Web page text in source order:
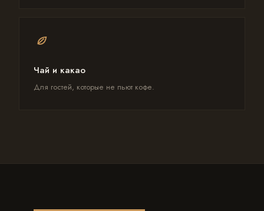
Чай и какао
Для гостей, которые не пьют кофе.